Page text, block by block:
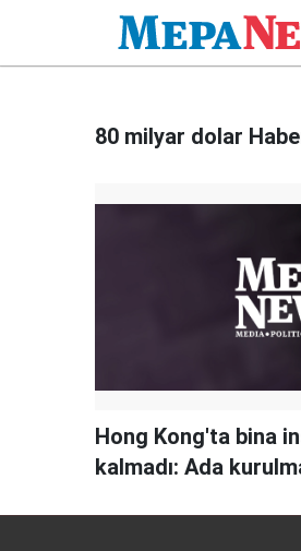
80 milyar dolar
Hong Kong'ta bina
kalmadı: Ada